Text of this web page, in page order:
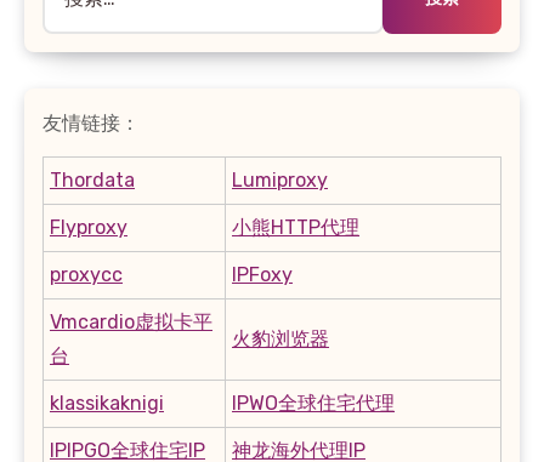
索：
友情链接：
Thordata Lumiproxy
Flyproxy 小熊HTTP代理
proxycc IPFoxy
Vmcardio虚拟卡平
台
火豹浏览器
klassikaknigi IPWO全球住宅代理
IPIPGO全球住宅IP 神龙海外代理IP